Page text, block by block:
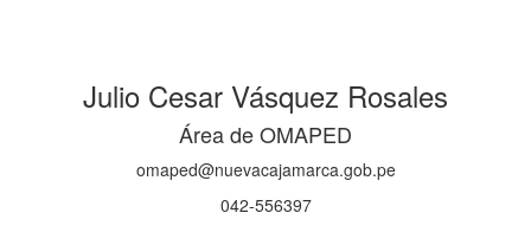
Julio Cesar Vásquez Rosales
Área de OMAPED
omaped@nuevacajamarca.gob.pe
042-556397